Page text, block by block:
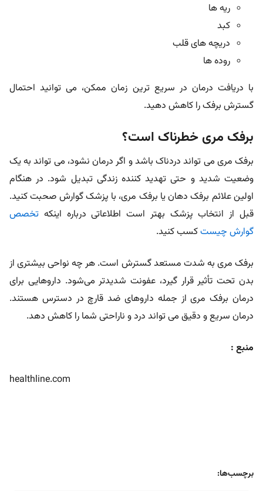
ریه ها
کبد
دریچه های قلب
روده ها
با دریافت درمان در سریع ترین زمان ممکن، می توانید احتمال
گسترش برفک را کاهش دهید.
برفک مری خطرناک است؟
برفک مری می تواند دردناک باشد و اگر درمان نشود، می تواند به یک
وضعیت شدید و حتی تهدید کننده زندگی تبدیل شود. در هنگام
اولین علائم برفک دهان یا برفک مری، با پزشک گوارش صحبت کنید.
قبل از انتخاب پزشک بهتر است اطلاعاتی درباره اینکه تخصص
گوارش چیستکسب کنید.
برفک مری به شدت مستعد گسترش است. هر چه نواحی بیشتری از
بدن تحت تأثیر قرار گیرد، عفونت شدیدتر می‌شود. داروهایی برای
درمان برفک مری از جمله داروهای ضد قارچ در دسترس هستند.
درمان سریع و دقیق می تواند درد و ناراحتی شما را کاهش دهد.
منبع :
healthline.com
برچسب‌ها: